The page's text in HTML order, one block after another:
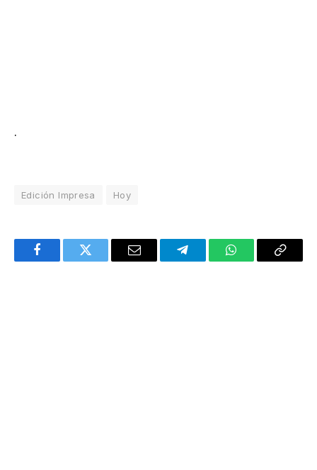
.
Edición Impresa Hoy
FacebookTwitter Email TelegramWhatsAppCopy